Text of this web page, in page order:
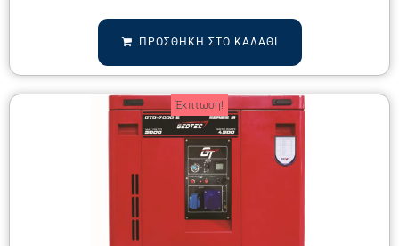
ΠΡΟΣΘΉΚΗ ΣΤΟ ΚΑΛΆΘΙ
Έκπτωση!